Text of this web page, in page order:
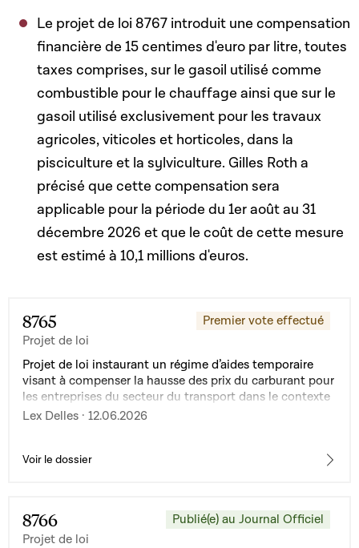
Le projet de loi 8767 introduit une compensation
financière de 15 centimes d'euro par litre, toutes
taxes comprises, sur le gasoil utilisé comme
combustible pour le chauffage ainsi que sur le
gasoil utilisé exclusivement pour les travaux
agricoles, viticoles et horticoles, dans la
pisciculture et la sylviculture. Gilles Roth a
précisé que cette compensation sera
applicable pour la période du 1er août au 31
décembre 2026 et que le coût de cette mesure
est estimé à 10,1 millions d'euros.
8765
Projet de loi
Premier vote effectué
Projet de loi instaurant un régime d’aides temporaire
visant à compenser la hausse des prix du carburant pour
les entreprises du secteur du transport dans le contexte
de la crise au Moyen-Orient
Lex Delles · 12.06.2026
Voir le dossier
8766
Projet de loi
Publié(e) au Journal Officiel